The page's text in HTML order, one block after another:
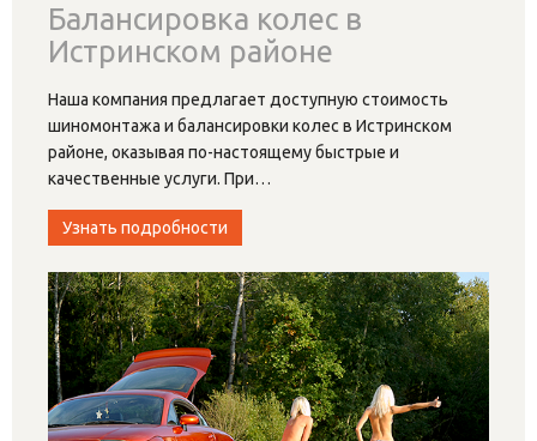
Балансировка колес в
Истринском районе
Наша компания предлагает доступную стоимость
шиномонтажа и балансировки колес в Истринском
районе, оказывая по-настоящему быстрые и
качественные услуги. При…
Узнать подробности